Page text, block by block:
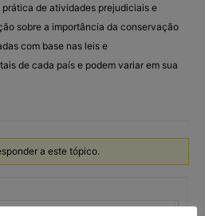
de atividades prejudiciais e
sobre a importância da conservação
com base nas leis e
de cada país e podem variar em sua
a este tópico.